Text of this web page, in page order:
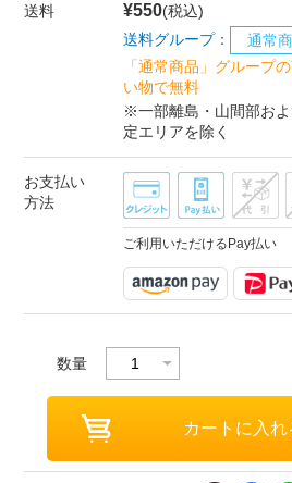
送料 ¥550(税込)
送料グループ：
通常
「通常商品」グループ
い物で無料
※一部離島・山間部お
定エリアを除く
お支払い
方法
ご利用いただけるPay払い
数量